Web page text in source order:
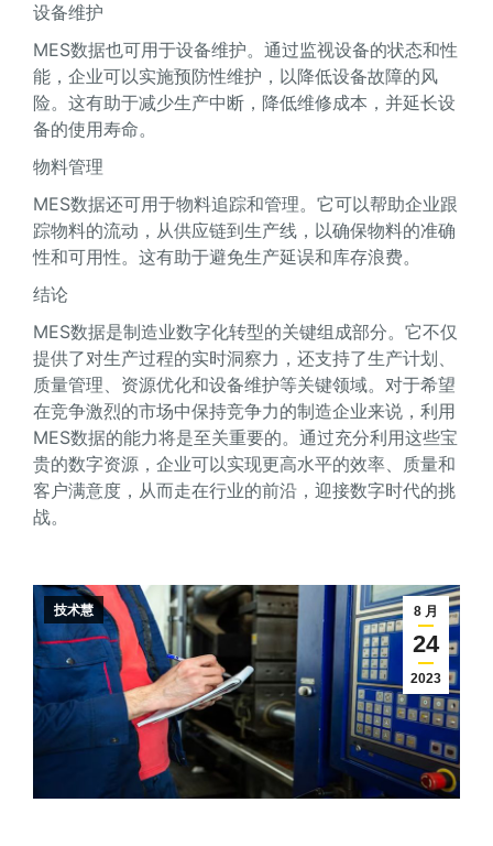
设备维护
MES数据也可用于设备维护。通过监视设备的状态和性
能，企业可以实施预防性维护，以降低设备故障的风
险。这有助于减少生产中断，降低维修成本，并延长设
备的使用寿命。
物料管理
MES数据还可用于物料追踪和管理。它可以帮助企业跟
踪物料的流动，从供应链到生产线，以确保物料的准确
性和可用性。这有助于避免生产延误和库存浪费。
结论
MES数据是制造业数字化转型的关键组成部分。它不仅
提供了对生产过程的实时洞察力，还支持了生产计划、
质量管理、资源优化和设备维护等关键领域。对于希望
在竞争激烈的市场中保持竞争力的制造企业来说，利用
MES数据的能力将是至关重要的。通过充分利用这些宝
贵的数字资源，企业可以实现更高水平的效率、质量和
客户满意度，从而走在行业的前沿，迎接数字时代的挑
战。
8 月
24
2023
技术慧